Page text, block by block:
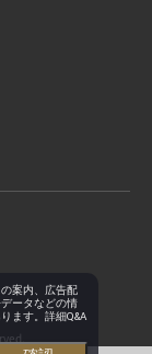
案内、広告配
ータなどの情
ます。詳細Q&A